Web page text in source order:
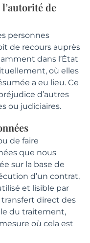
de
personnes
de recours auprès
dans l’État
où elles
a eu lieu. Ce
d’autres
ou judiciaires.
de faire
que nous
sur la base de
d’un contrat,
et lisible par
direct des
du traitement,
où cela est